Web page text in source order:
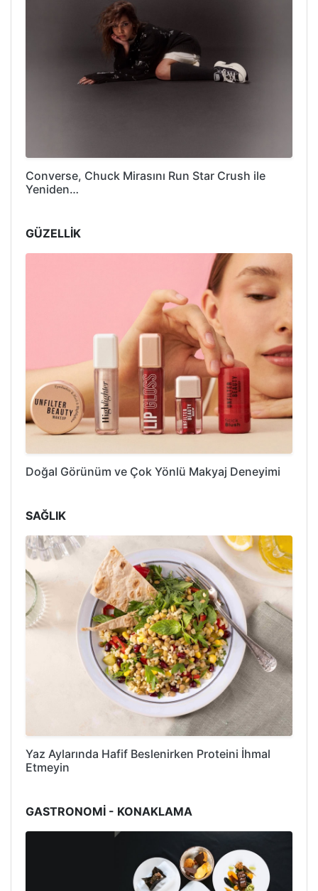
Converse, Chuck Mirasını Run Star Crush ile
Yeniden…
GÜZELLİK
Doğal Görünüm ve Çok Yönlü Makyaj Deneyimi
SAĞLIK
Yaz Aylarında Hafif Beslenirken Proteini İhmal
Etmeyin
GASTRONOMİ - KONAKLAMA